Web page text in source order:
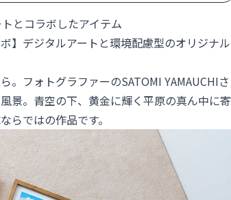
とコラボしたアイテム
】デジタルアートと環境配慮型のオリジナル
。フォトグラファーのSATOMI YAMAUCHIさ
景。青空の下、黄金に輝く平原の真ん中に寄
らではの作品です。